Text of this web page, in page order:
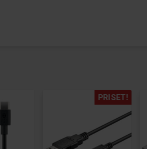
PRISET!